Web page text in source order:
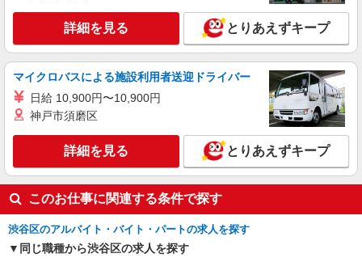
詳細を見る とりあえずキープ
マイクロバスによる施設利用者送迎ドライバー
日給 10,900円〜10,900円
神戸市須磨区
詳細を見る とりあえずキープ
このお仕事に関連する条件で探す
渋谷区のアルバイト・バイト・パートの求人を探す
同じ職種から渋谷区の求人を探す